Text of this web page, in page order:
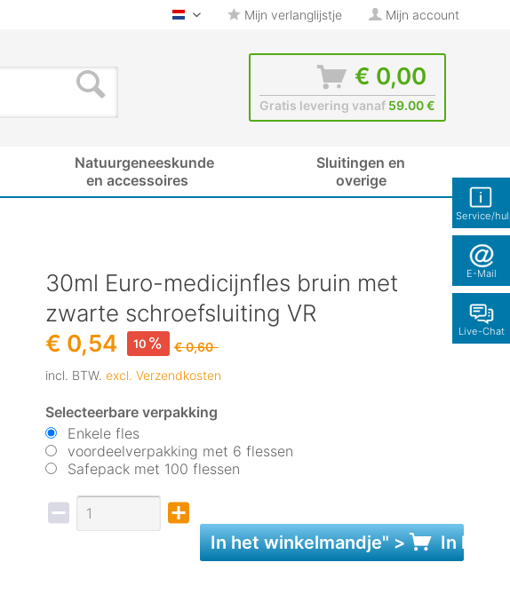
Service/
E-Mail
Live-Chat
glas-shop.be - Nederlands
Mijn verlanglijstje Mijn account
€ 0,00
Gratis levering vanaf 59.00 €
Natuurgeneeskunde
en accessoires
Sluitingen en
overige
30ml Euro-medicijnfles bruin met
zwarte schroefsluiting VR
€ 0,54
10
€ 0,60
incl. BTW. excl. Verzendkosten
Selecteerbare verpakking
Enkele fles
voordeelverpakking met 6 flessen
Safepack met 100 flessen
In hetwinkelmandje" > In het